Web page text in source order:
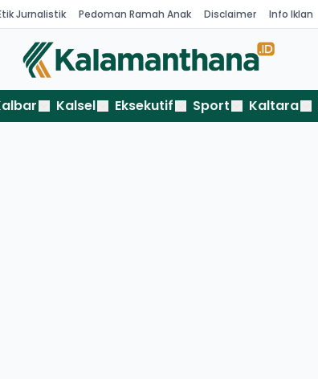
Jurnalistik Pedoman Ramah Anak Disclaimer Info Iklan
Kalsel Eksekutif Sport Kaltara